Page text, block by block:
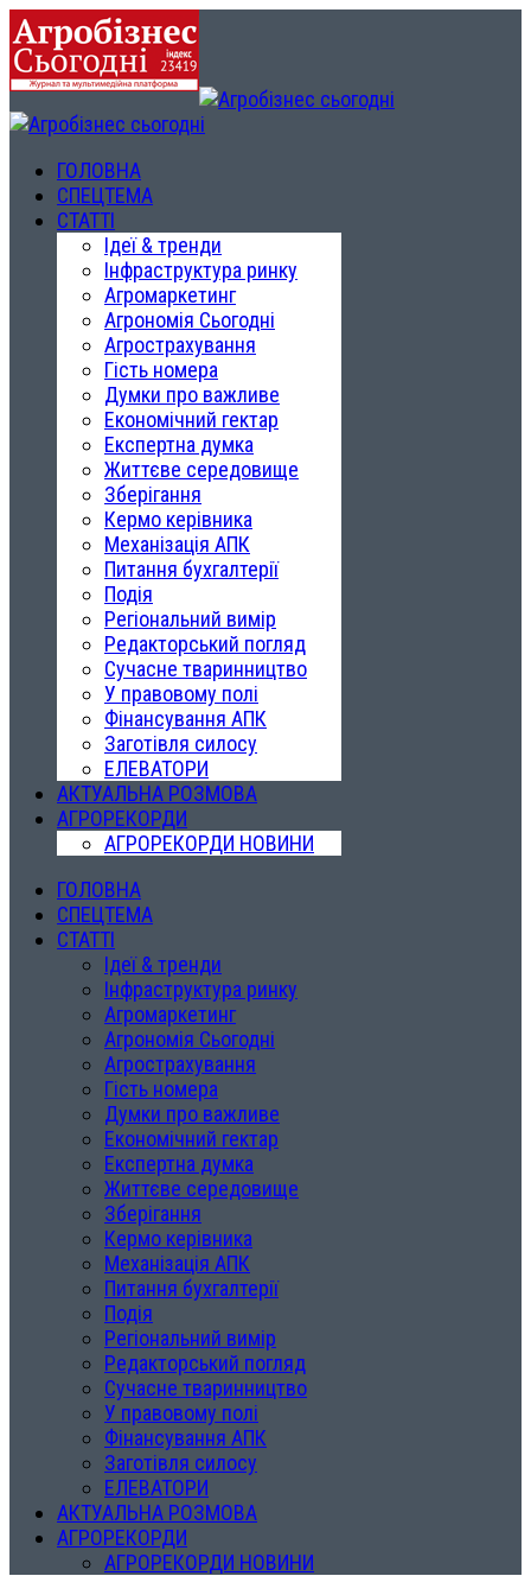
ГОЛОВНА
СПЕЦТЕМА
СТАТТІ
Ідеї & тренди
Інфраструктура ринку
Агромаркетинг
Агрономія Сьогодні
Агрострахування
Гість номера
Думки про важливе
Економічний гектар
Експертна думка
Життєве середовище
Зберігання
Кермо керівника
Механізація АПК
Питання бухгалтерії
Подія
Регіональний вимір
Редакторський погляд
Сучасне тваринництво
У правовому полі
Фінансування АПК
Заготівля силосу
ЕЛЕВАТОРИ
АКТУАЛЬНА РОЗМОВА
АГРОРЕКОРДИ
АГРОРЕКОРДИ НОВИНИ
ГОЛОВНА
СПЕЦТЕМА
СТАТТІ
Ідеї & тренди
Інфраструктура ринку
Агромаркетинг
Агрономія Сьогодні
Агрострахування
Гість номера
Думки про важливе
Економічний гектар
Експертна думка
Життєве середовище
Зберігання
Кермо керівника
Механізація АПК
Питання бухгалтерії
Подія
Регіональний вимір
Редакторський погляд
Сучасне тваринництво
У правовому полі
Фінансування АПК
Заготівля силосу
ЕЛЕВАТОРИ
АКТУАЛЬНА РОЗМОВА
АГРОРЕКОРДИ
АГРОРЕКОРДИ НОВИНИ